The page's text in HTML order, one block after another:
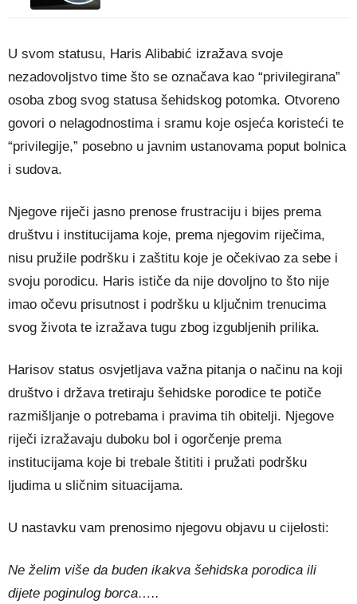
U svom statusu, Haris Alibabić izražava svoje
nezadovoljstvo time što se označava kao “privilegirana”
osoba zbog svog statusa šehidskog potomka. Otvoreno
govori o nelagodnostima i sramu koje osjeća koristeći te
“privilegije,” posebno u javnim ustanovama poput bolnica
i sudova.
Njegove riječi jasno prenose frustraciju i bijes prema
društvu i institucijama koje, prema njegovim riječima,
nisu pružile podršku i zaštitu koje je očekivao za sebe i
svoju porodicu. Haris ističe da nije dovoljno to što nije
imao očevu prisutnost i podršku u ključnim trenucima
svog života te izražava tugu zbog izgubljenih prilika.
Harisov status osvjetljava važna pitanja o načinu na koji
društvo i država tretiraju šehidske porodice te potiče
razmišljanje o potrebama i pravima tih obitelji. Njegove
riječi izražavaju duboku bol i ogorčenje prema
institucijama koje bi trebale štititi i pružati podršku
ljudima u sličnim situacijama.
U nastavku vam prenosimo njegovu objavu u cijelosti:
Ne želim više da buden ikakva šehidska porodica ili
dijete poginulog borca…..